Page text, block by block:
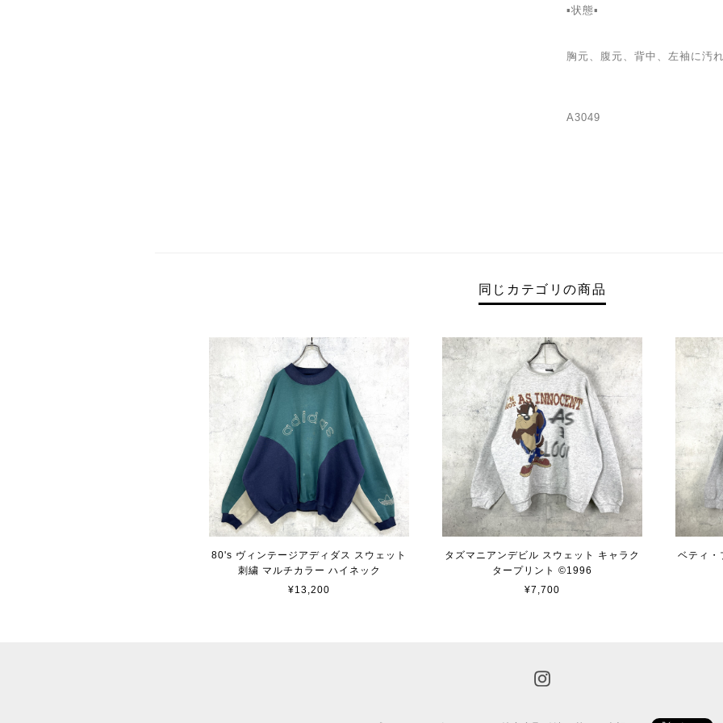
▪️状態▪️
胸元、腹元、背中、左袖に汚
A3049
同じカテゴリの商品
80's ヴィンテージアディダス スウェット
刺繍 マルチカラー ハイネック
¥13,200
タズマニアンデビル スウェット キャラク
タープリント ©︎1996
¥7,700
ベティ・